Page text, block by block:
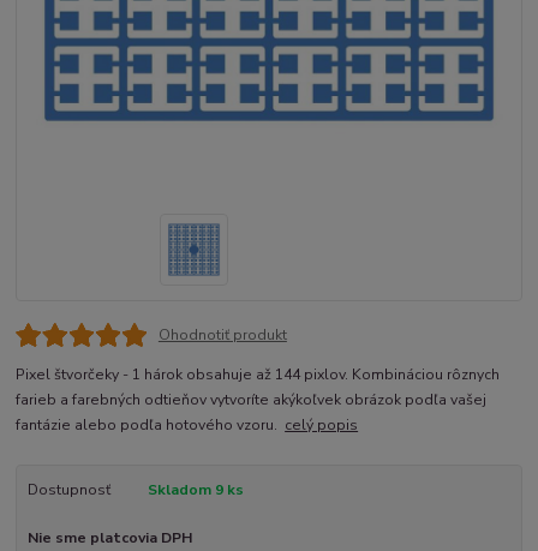
Ohodnotiť produkt
Pixel štvorčeky - 1 hárok obsahuje až 144 pixlov. Kombináciou rôznych
farieb a farebných odtieňov vytvoríte akýkoľvek obrázok podľa vašej
fantázie alebo podľa hotového vzoru. celý popis
Dostupnosť Skladom 9 ks
Nie sme platcovia DPH